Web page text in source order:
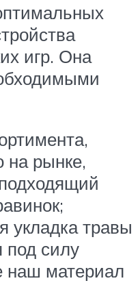
игр. Она
на рынке,
укладка травы
под силу
наш материал